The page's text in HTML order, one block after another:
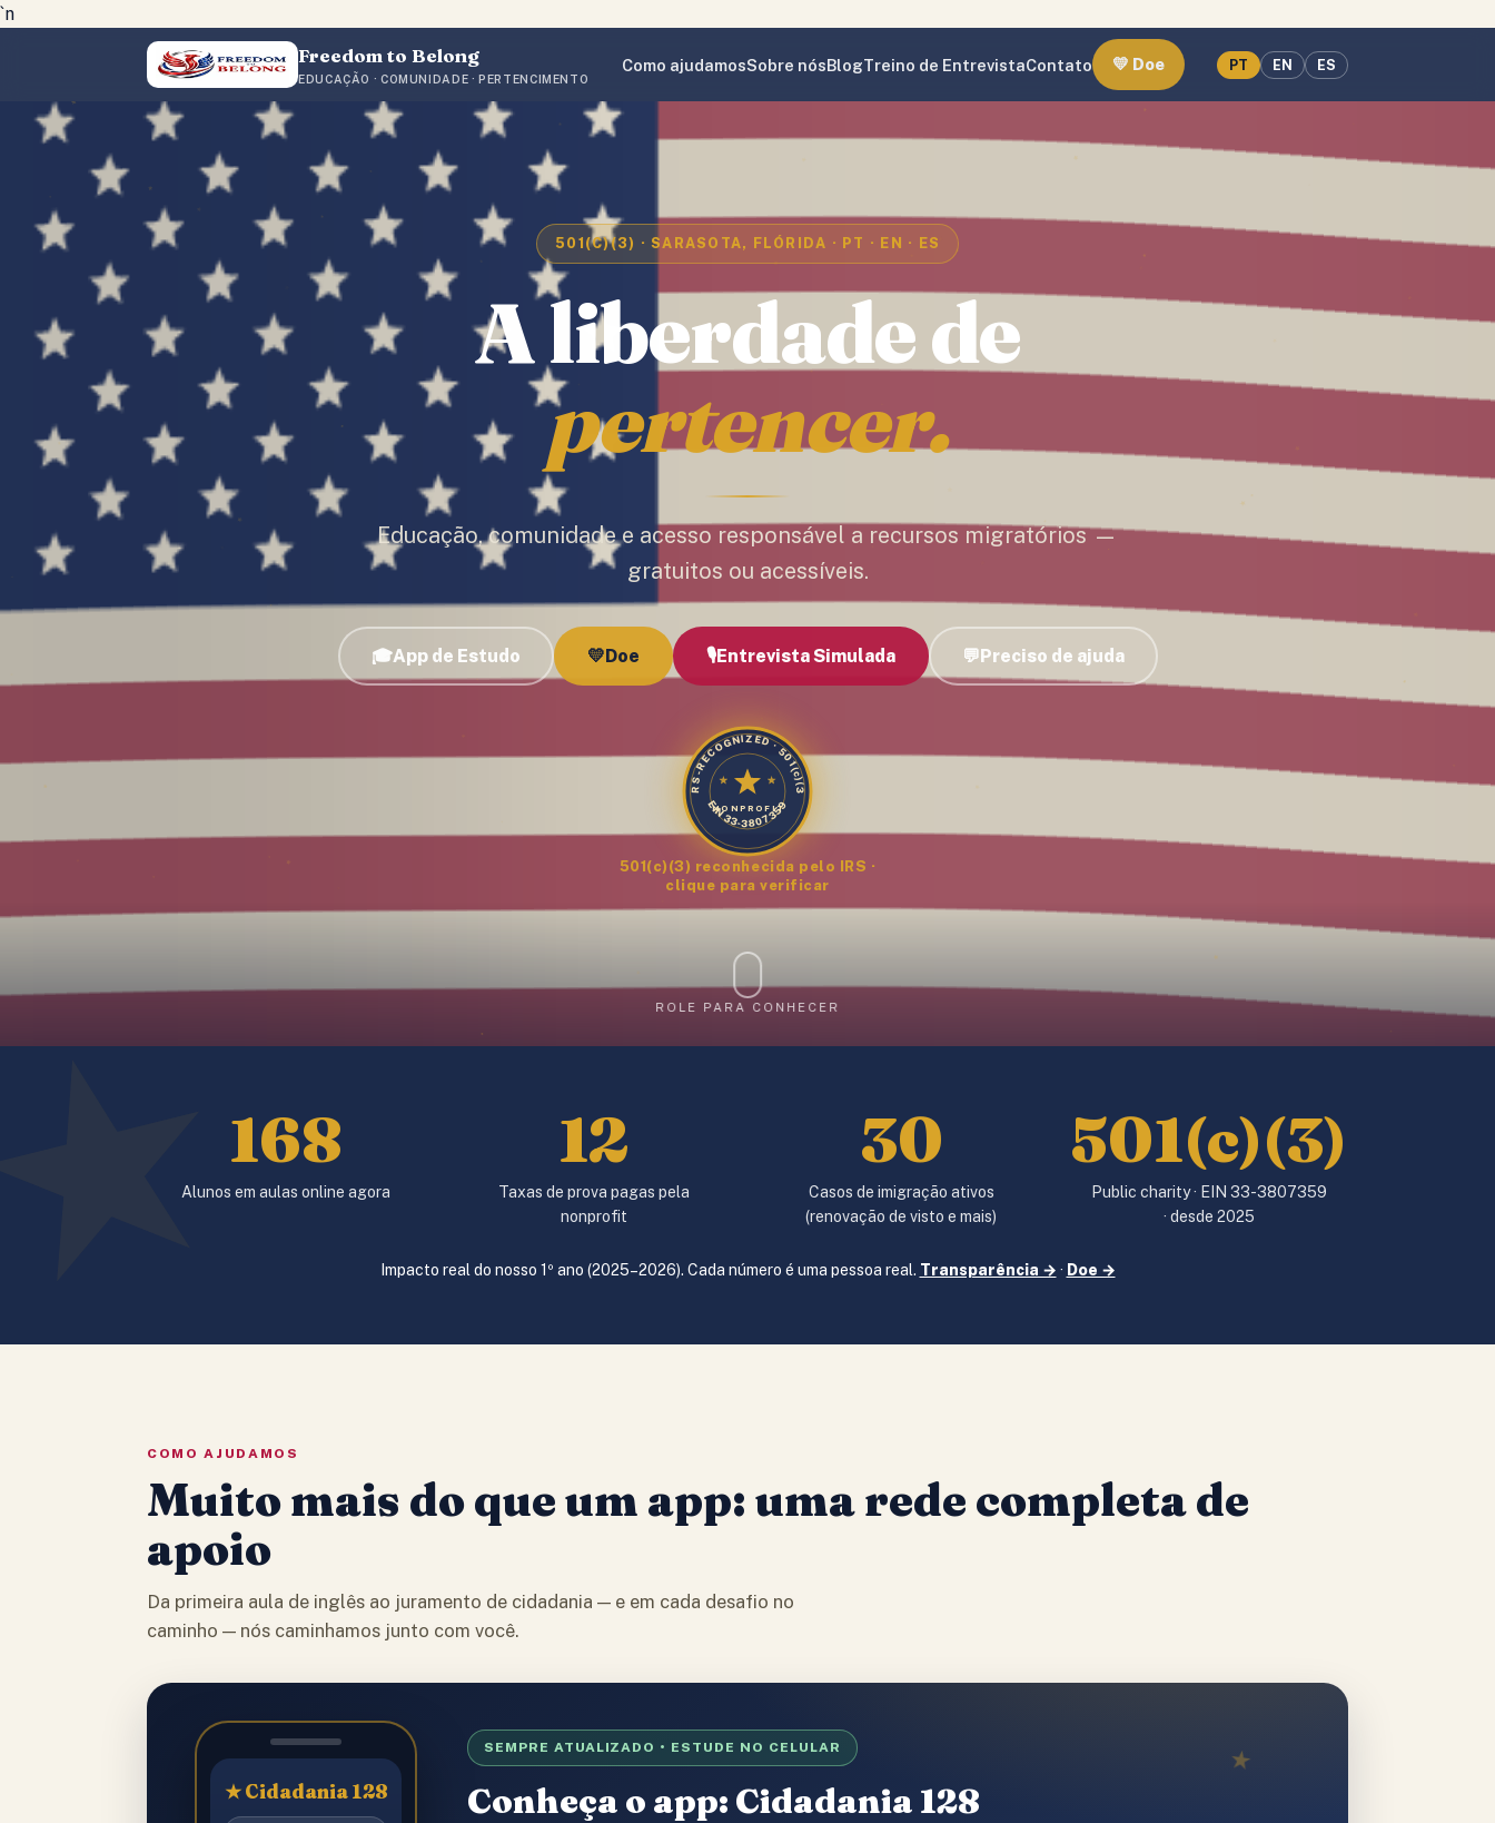
`n
Freedom to Belong
EDUCAÇÃO · COMUNIDADE · PERTENCIMENTO
Como ajudamosSobre nósBlogTreino de EntrevistaContato 💛 Doe PT EN ES
501(C)(3) · SARASOTA, FLÓRIDA · PT · EN · ES
Aliberdadede
pertencer.
Educação, comunidade e acesso responsável a recursos migratórios —
gratuitos ou acessíveis.
🎓App de Estudo 💛Doe 🎙️Entrevista Simulada 💬Preciso de ajuda
IRS-RECOGNIZED · 501(c)(3)
EIN 33-3807359
NONPROFIT
501(c)(3) reconhecida pelo IRS ·
clique para verificar
ROLE PARA CONHECER
168
Alunos em aulas online agora
12
Taxas de prova pagas pela
nonprofit
30
Casos de imigração ativos
(renovação de visto e mais)
501(c)(3)
Public charity · EIN 33-3807359
· desde 2025
Impacto real do nosso 1º ano (2025–2026). Cada número é uma pessoa real. Transparência → · Doe →
COMO AJUDAMOS
Muito mais do que um app: uma rede completa de
apoio
Da primeira aula de inglês ao juramento de cidadania — e em cada desafio no
caminho — nós caminhamos junto com você.
★
★ Cidadania 128
SEMPRE ATUALIZADO • ESTUDE NO CELULAR
Conheça o app: Cidadania 128